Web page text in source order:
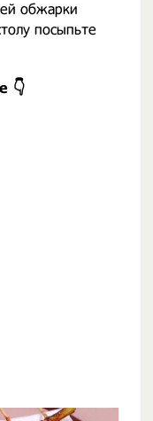
обжарки
посыпьте
👇